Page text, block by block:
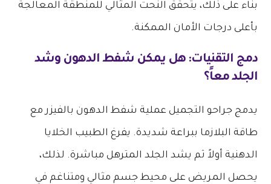
بناء على ذلك، يتحقق النحت المثالي للمنطقة المعالجة
بأعلى درجات الأمان الممكنة.
​دمج التقنيات: هل يمكن شفط الدهون وشد
الجلد معاً؟
​يدمج جراحو التجميل عملية شفط الدهون بالفيزر مع
طاقة البلازما ببراعة شديدة. يفرغ الطبيب الخلايا
الدهنية أولاً ثم يشد الجلد المترهل مباشرة. لذلك،
يحصل المريض على محيط جسم مثالي ومتناغم في